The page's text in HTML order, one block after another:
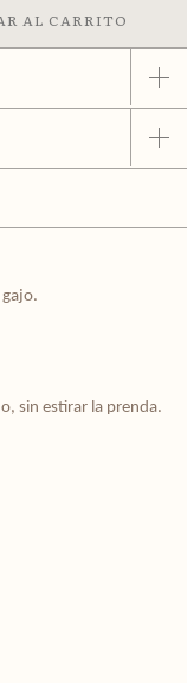
sin estirar la prenda.